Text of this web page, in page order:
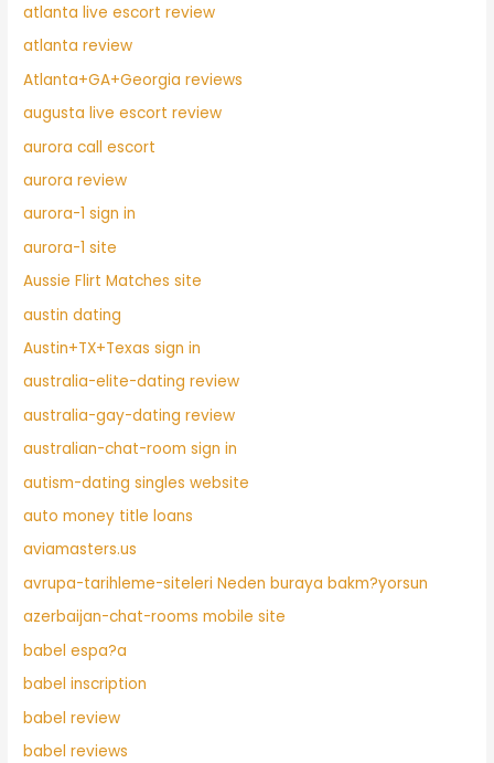
atlanta live escort review
atlanta review
Atlanta+GA+Georgia reviews
augusta live escort review
aurora call escort
aurora review
aurora-1 sign in
aurora-1 site
Aussie Flirt Matches site
austin dating
Austin+TX+Texas sign in
australia-elite-dating review
australia-gay-dating review
australian-chat-room sign in
autism-dating singles website
auto money title loans
aviamasters.us
avrupa-tarihleme-siteleri Neden buraya bakm?yorsun
azerbaijan-chat-rooms mobile site
babel espa?a
babel inscription
babel review
babel reviews